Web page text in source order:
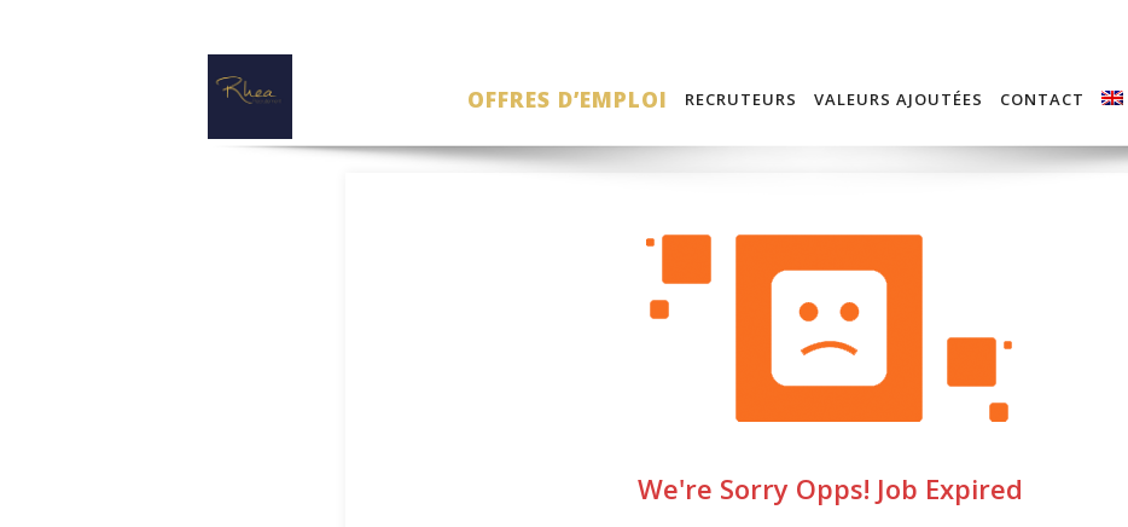
OFFRES D’EMPLOI RECRUTEURS VALEURS AJOUTÉES CONTACT
We're Sorry Opps! Job Expired